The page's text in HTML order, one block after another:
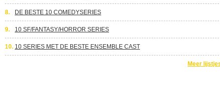
8. DE BESTE 10 COMEDYSERIES
9. 10 SF/FANTASY/HORROR SERIES
10. 10 SERIES MET DE BESTE ENSEMBLE CAST
Meer